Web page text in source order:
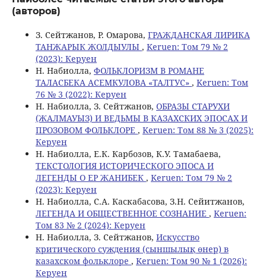
(авторов)
З. Сейтжанов, Р. Омарова, ГРАЖДАНСКАЯ ЛИРИКА
ТАНЖАРЫК ЖОЛДЫУЛЫ , Keruen: Том 79 № 2
(2023): Керуен
Н. Набиолла, ФОЛЬКЛОРИЗМ В РОМАНЕ
ТАЛАСБЕКА АСЕМКУЛОВА «ТАЛТУС» , Keruen: Том
76 № 3 (2022): Керуен
Н. Набиолла, З. Сейтжанов, ОБРАЗЫ СТАРУХИ
(ЖАЛМАУЫЗ) И ВЕДЬМЫ В КАЗАХСКИХ ЭПОСАХ И
ПРОЗОВОМ ФОЛЬКЛОРЕ , Keruen: Том 88 № 3 (2025):
Керуен
Н. Набиолла, Е.К. Карбозов, К.У. Тамабаева,
ТЕКСТОЛОГИЯ ИСТОРИЧЕСКОГО ЭПОСА И
ЛЕГЕНДЫ О ЕР ЖАНИБЕК , Keruen: Том 79 № 2
(2023): Керуен
Н. Набиолла, C.А. Каскабасова, З.Н. Сейитжанов,
ЛЕГЕНДА И ОБЩЕСТВЕННОЕ СОЗНАНИЕ , Keruen:
Том 83 № 2 (2024): Керуен
Н. Набиолла, З. Сейтжанов, Искусство
критического суждения (сыншылық өнер) в
казахском фольклоре , Keruen: Том 90 № 1 (2026):
Керуен